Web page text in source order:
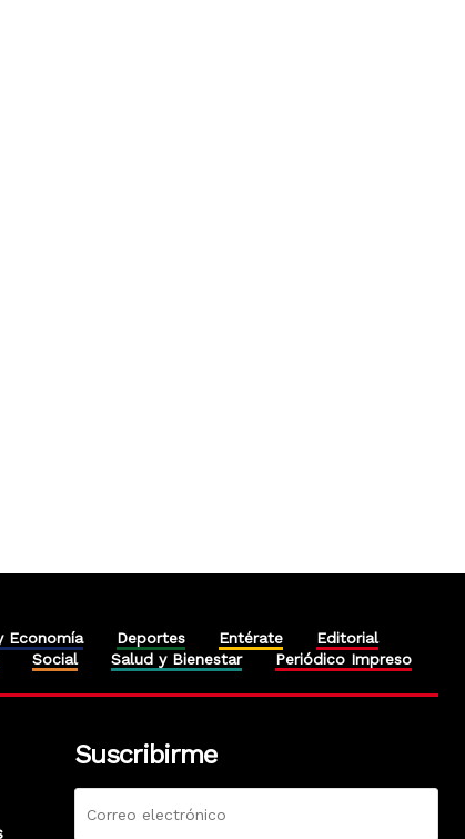
Economía Deportes Entérate
Editorial
Social Salud y Bienestar Periódico Impreso
Suscribirme